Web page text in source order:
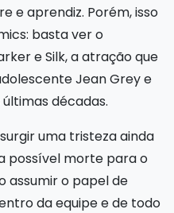
e aprendiz. Porém, isso
basta ver o
e Silk, a atração que
Jean Grey e
décadas.
uma tristeza ainda
possível morte para o
assumir o papel de
da equipe e de todo